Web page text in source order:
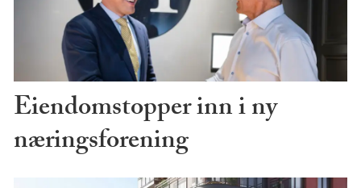
Eiendomstopper inn i ny
næringsforening